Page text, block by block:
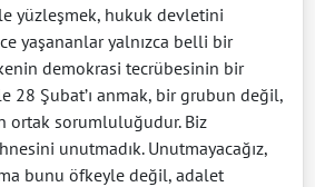
yüzleşmek, hukuk devletini
yaşananlar yalnızca belli bir
demokrasi tecrübesinin bir
28 Şubat’ı anmak, bir grubun değil,
ortak sorumluluğudur. Biz
unutmadık. Unutmayacağız,
bunu öfkeyle değil, adalet